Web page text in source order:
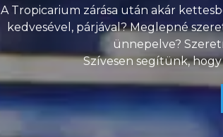
A Tropicarium zárása után akár
kedvesével, párjával? Meglepné
ünnepelve?
Szívesen segítünk,